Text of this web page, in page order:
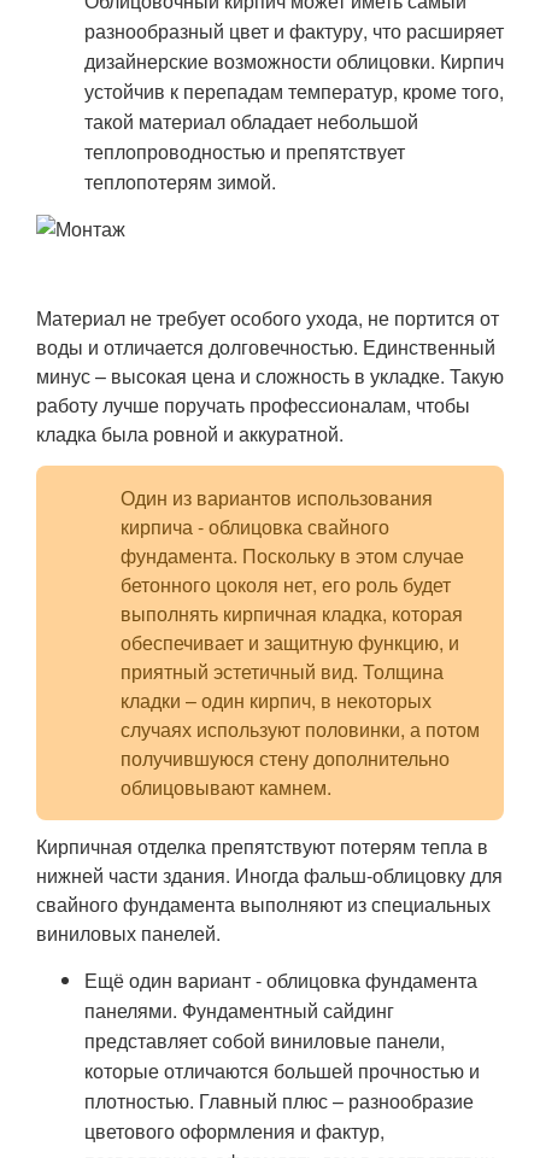
разнообразный цвет и фактуру, что расширяет
дизайнерские возможности облицовки. Кирпич
устойчив к перепадам температур, кроме того,
такой материал обладает небольшой
теплопроводностью и препятствует
теплопотерям зимой.
Материал не требует особого ухода, не портится от
воды и отличается долговечностью. Единственный
минус – высокая цена и сложность в укладке. Такую
работу лучше поручать профессионалам, чтобы
кладка была ровной и аккуратной.
Один из вариантов использования
кирпича - облицовка свайного
фундамента. Поскольку в этом случае
бетонного цоколя нет, его роль будет
выполнять кирпичная кладка, которая
обеспечивает и защитную функцию, и
приятный эстетичный вид. Толщина
кладки – один кирпич, в некоторых
случаях используют половинки, а потом
получившуюся стену дополнительно
облицовывают камнем.
Кирпичная отделка препятствуют потерям тепла в
нижней части здания. Иногда фальш-облицовку для
свайного фундамента выполняют из специальных
виниловых панелей.
Ещё один вариант - облицовка фундамента
панелями. Фундаментный сайдинг
представляет собой виниловые панели,
которые отличаются большей прочностью и
плотностью. Главный плюс – разнообразие
цветового оформления и фактур,